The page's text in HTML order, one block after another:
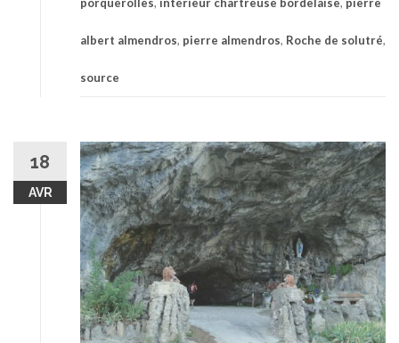
porquerolles, intérieur chartreuse bordelaise, pierre
albert almendros, pierre almendros, Roche de solutré,
source
18
AVR